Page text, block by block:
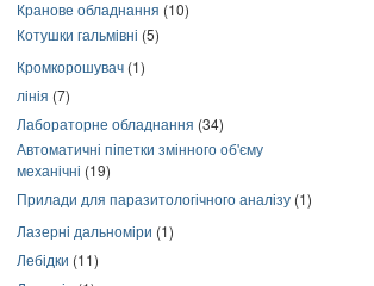
Кранове обладнання (10)
Котушки гальмівні (5)
Кромкорошувач (1)
лінія (7)
Лабораторне обладнання (34)
Автоматичні піпетки змінного об'єму
механічні (19)
Прилади для паразитологічного аналізу (1)
Лазерні дальноміри (1)
Лебідки (11)